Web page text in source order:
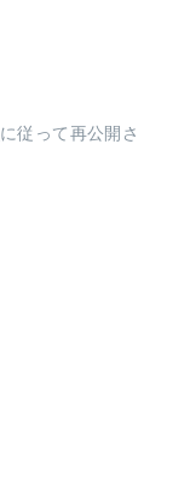
に従って再公開さ